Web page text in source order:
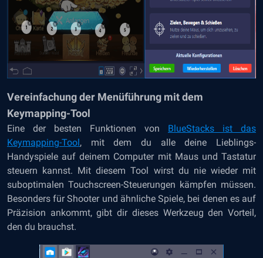
Vereinfachung der Menüführung mit dem
Keymapping-Tool
Eine der besten Funktionen von BlueStacks ist das
Keymapping-Tool, mit dem du alle deine Lieblings-
Handyspiele auf deinem Computer mit Maus und Tastatur
steuern kannst. Mit diesem Tool wirst du nie wieder mit
suboptimalen Touchscreen-Steuerungen kämpfen müssen.
Besonders für Shooter und ähnliche Spiele, bei denen es auf
Präzision ankommt, gibt dir dieses Werkzeug den Vorteil,
den du brauchst.